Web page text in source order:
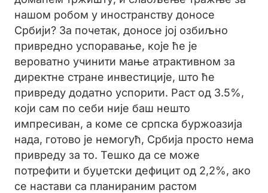
нашом робом у иностранству доносе
Србији? За почетак, доносе јој озбиљно
привредно успоравање, које ће је
вероватно учинити мање атрактивном за
директне стране инвестиције, што ће
привреду додатно успорити. Раст од 3.5%,
који сам по себи није баш нешто
импресиван, а коме се српска буржоазија
нада, готово је немогућ, Србија просто нема
привреду за то. Тешко да се може
потрефити и буџетски дефицит од 2,2%, ако
се настави са планираним растом